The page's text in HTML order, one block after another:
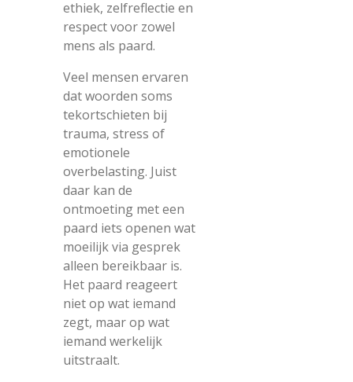
ethiek, zelfreflectie en
respect voor zowel
mens als paard.
Veel mensen ervaren
dat woorden soms
tekortschieten bij
trauma, stress of
emotionele
overbelasting. Juist
daar kan de
ontmoeting met een
paard iets openen wat
moeilijk via gesprek
alleen bereikbaar is.
Het paard reageert
niet op wat iemand
zegt, maar op wat
iemand werkelijk
uitstraalt.